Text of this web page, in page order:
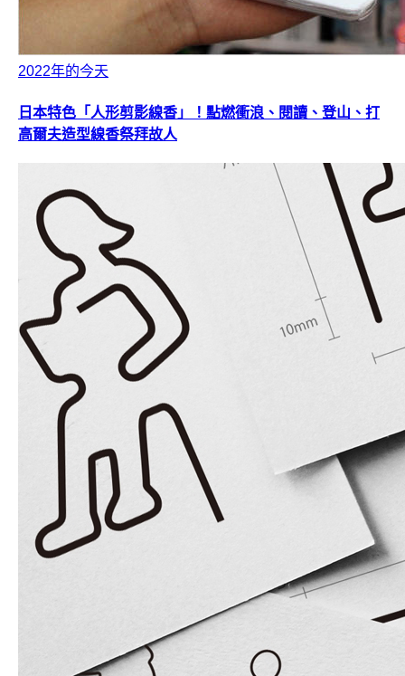
2022年的今天
日本特色「人形剪影線香」！點燃衝浪、閱讀、登山、打
高爾夫造型線香祭拜故人